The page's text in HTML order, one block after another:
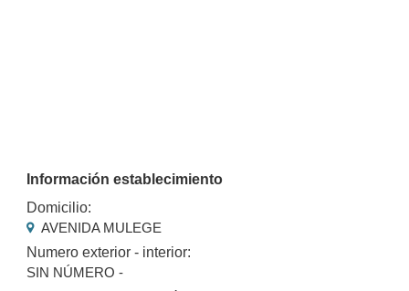
Información establecimiento
Domicilio:
AVENIDA MULEGE
Numero exterior - interior:
SIN NÚMERO -